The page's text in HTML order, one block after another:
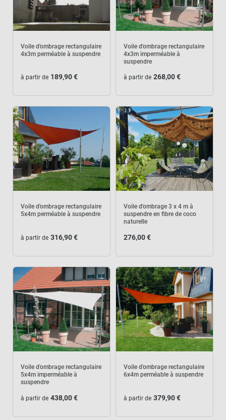
Voile d'ombrage rectangulaire
4x3m perméable à suspendre
à partir de 189,90 €
Voile d'ombrage rectangulaire
4x3m imperméable à
suspendre
à partir de 268,00 €
Voile d'ombrage rectangulaire
5x4m perméable à suspendre
à partir de 316,90 €
Voile d'ombrage 3 x 4 m à
suspendre en fibre de coco
naturelle
276,00 €
Voile d'ombrage rectangulaire
5x4m imperméable à
suspendre
à partir de 438,00 €
Voile d'ombrage rectangulaire
6x4m perméable à suspendre
à partir de 379,90 €